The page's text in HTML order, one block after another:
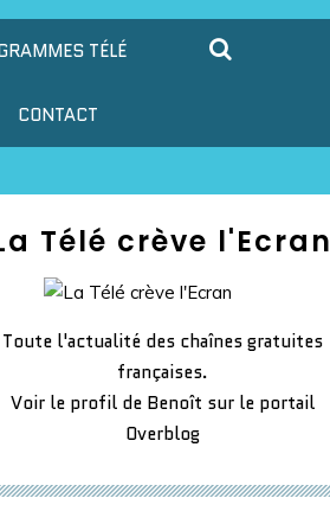
TÉLÉ
CONTACT
Télé crève l'Ecran
Toute l'actualité des chaînes gratuites
françaises.
Voir le profil de Benoît sur le portail
Overblog